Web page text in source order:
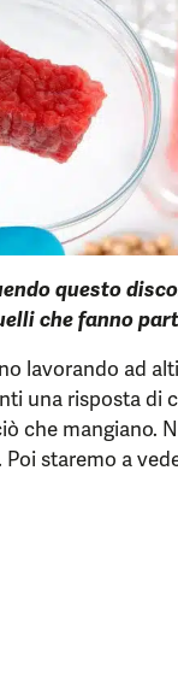
questo
che fanno
lavorando ad
una risposta di
che mangiano.
staremo a